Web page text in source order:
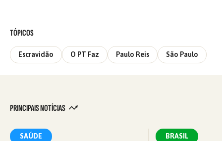
TÓPICOS
Escravidão O PT Faz Paulo Reis São Paulo
PRINCIPAIS NOTÍCIAS
SAÚDE BRASIL